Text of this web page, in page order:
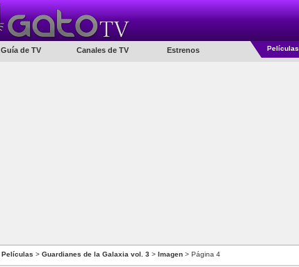
Guía de TV Canales de TV Estrenos Películas
Películas > Guardianes de la Galaxia vol. 3 > Imagen > Página 4